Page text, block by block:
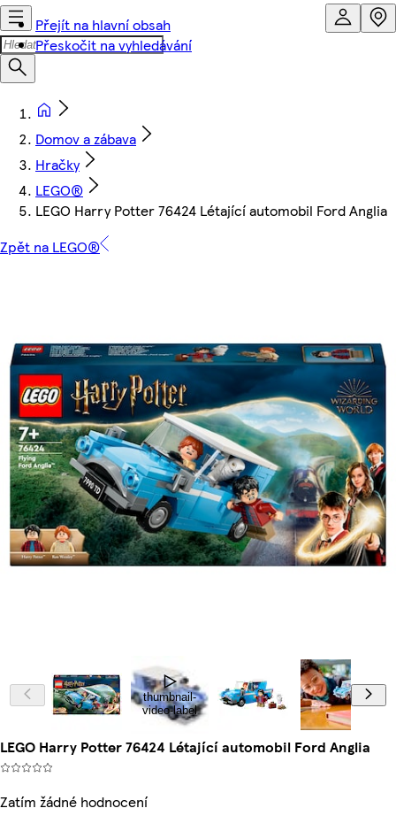
Přejít na hlavní obsah
Přeskočit na vyhledávání
Domov a zábava
Hračky
LEGO®
LEGO Harry Potter 76424 Létající automobil Ford Anglia
Zpět na LEGO®
thumbnail-
video-label
LEGO Harry Potter 76424 Létající automobil Ford Anglia
Zatím žádné hodnocení